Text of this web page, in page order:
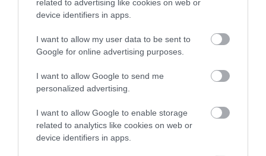
related to advertising like cookies on web or
device identifiers in apps.
I want to allow my user data to be sent to
Google for online advertising purposes.
I want to allow Google to send me
personalized advertising.
I want to allow Google to enable storage
related to analytics like cookies on web or
device identifiers in apps.